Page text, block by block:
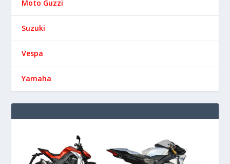
Moto Guzzi
Suzuki
Vespa
Yamaha